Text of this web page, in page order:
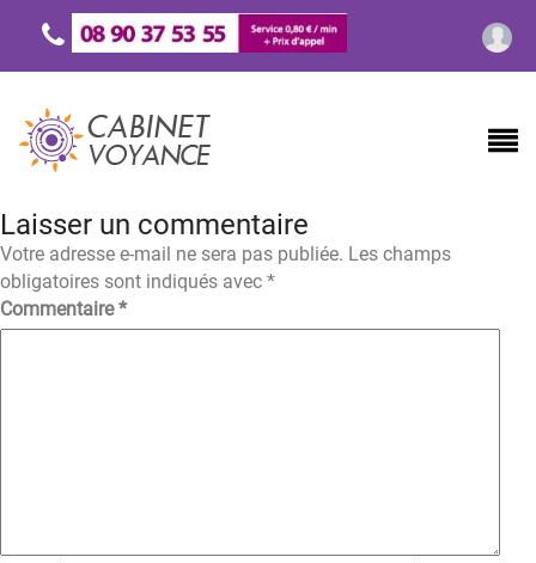
Laisser un commentaire
Votre adresse e-mail ne sera pas publiée. Les champs
obligatoires sont indiqués avec *
Commentaire*